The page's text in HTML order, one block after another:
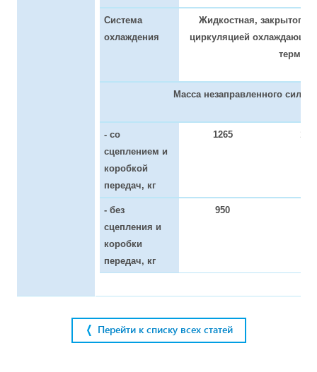
Система
охлаждения
Жидкостная, закрытого
циркуляцией
Масса незаправленного
- со
сцеплением и
коробкой
передач, кг
1265
- без
сцепления и
коробки
передач, кг
950
Перейти к списку всех статей